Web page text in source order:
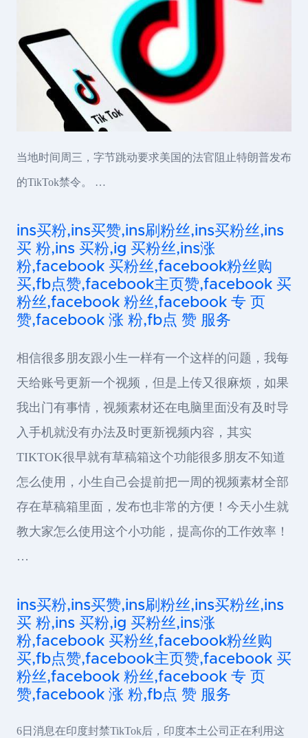
当地时间周三，字节跳动要求美国的法官阻止特朗普发布
的TikTok禁令。 …
ins买粉,ins买赞,ins刷粉丝,ins买粉丝,ins
买 粉,ins 买粉,ig 买粉丝,ins涨
粉,facebook 买粉丝,facebook粉丝购
买,fb点赞,facebook主页赞,facebook 买
粉丝,facebook 粉丝,facebook 专 页
赞,facebook 涨 粉,fb点 赞 服务
相信很多朋友跟小生一样有一个这样的问题，我每
天给账号更新一个视频，但是上传又很麻烦，如果
我出门有事情，视频素材还在电脑里面没有及时导
入手机就没有办法及时更新视频内容，其实
TIKTOK很早就有草稿箱这个功能很多朋友不知道
怎么使用，小生自己会提前把一周的视频素材全部
存在草稿箱里面，发布也非常的方便！今天小生就
教大家怎么使用这个小功能，提高你的工作效率！
…
ins买粉,ins买赞,ins刷粉丝,ins买粉丝,ins
买 粉,ins 买粉,ig 买粉丝,ins涨
粉,facebook 买粉丝,facebook粉丝购
买,fb点赞,facebook主页赞,facebook 买
粉丝,facebook 粉丝,facebook 专 页
赞,facebook 涨 粉,fb点 赞 服务
6日消息在印度封禁TikTok后，印度本土公司正在利用这